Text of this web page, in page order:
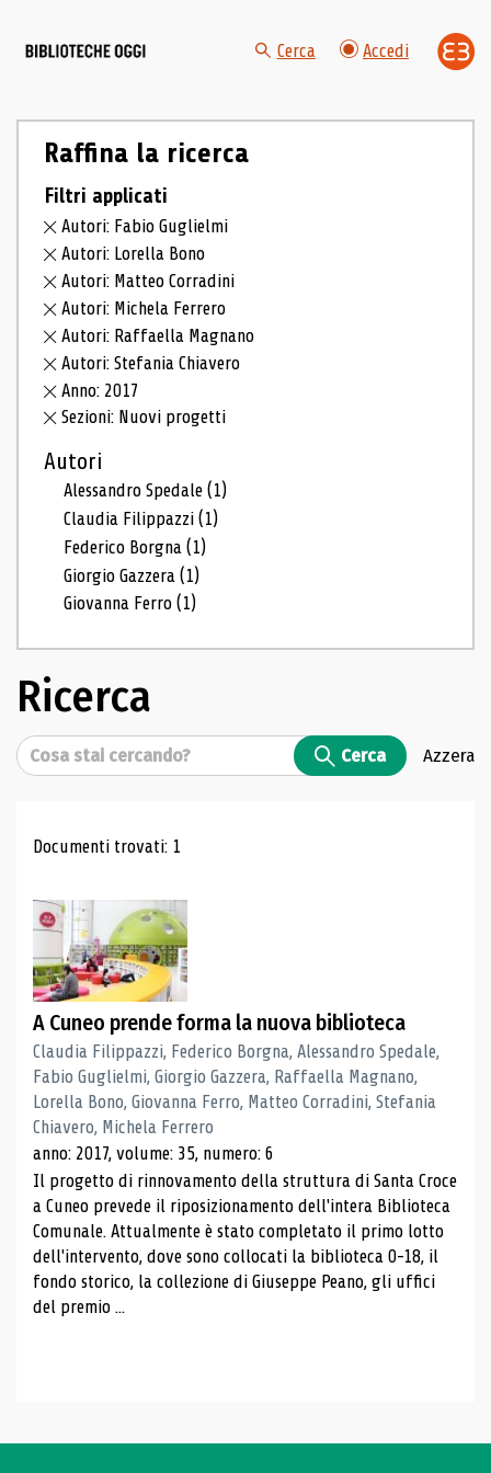
Cerca Accedi
Raffina la ricerca
Filtri applicati
Autori: Fabio Guglielmi
Autori: Lorella Bono
Autori: Matteo Corradini
Autori: Michela Ferrero
Autori: Raffaella Magnano
Autori: Stefania Chiavero
Anno: 2017
Sezioni: Nuovi progetti
Autori
Alessandro Spedale(1)
Claudia Filippazzi(1)
Federico Borgna(1)
Giorgio Gazzera(1)
Giovanna Ferro(1)
Ricerca
Cerca Cerca Azzera
Risultati di ricerca
Documenti trovati: 1
A Cuneo prende forma la nuova biblioteca
Claudia Filippazzi, Federico Borgna, Alessandro Spedale,
Fabio Guglielmi, Giorgio Gazzera, Raffaella Magnano,
Lorella Bono, Giovanna Ferro, Matteo Corradini, Stefania
Chiavero, Michela Ferrero
anno: 2017, volume: 35, numero: 6
Il progetto di rinnovamento della struttura di Santa Croce
a Cuneo prevede il riposizionamento dell'intera Biblioteca
Comunale. Attualmente è stato completato il primo lotto
dell'intervento, dove sono collocati la biblioteca 0-18, il
fondo storico, la collezione di Giuseppe Peano, gli uffici
del premio ...